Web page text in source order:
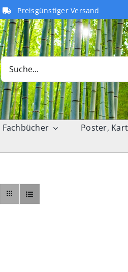
Preisgünstiger Versand
Search
for:
Fachbücher Poster,